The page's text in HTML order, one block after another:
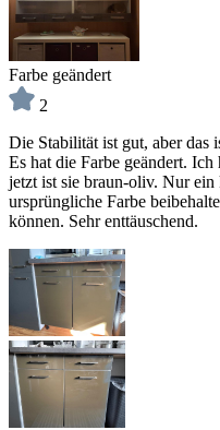
Farbe geändert
2
Die Stabilität ist gut, aber das
Es hat die Farbe geändert.
jetzt ist sie braun-oliv. Nur
ursprüngliche Farbe
können. Sehr enttäuschend.